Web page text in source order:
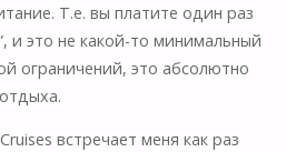
Т.е. вы платите один раз
и это не какой-то минимальный
ограничений, это абсолютно
встречает меня как раз